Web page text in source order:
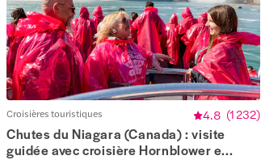
Croisières touristiques 4.8 (1 232)
Chutes du Niagara (Canada) : visite
guidée avec croisière Hornblower e...